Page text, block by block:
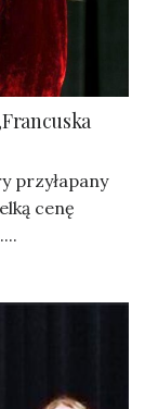
przyłapany
cenę